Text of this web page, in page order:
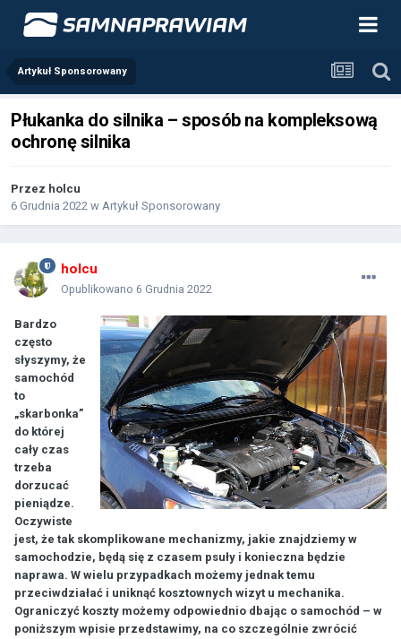
Artykuł Sponsorowany
Płukanka do silnika – sposób na kompleksową
ochronę silnika
Przez holcu
6 Grudnia 2022 w Artykuł Sponsorowany
holcu
Opublikowano 6 Grudnia 2022
Bardzo
często
słyszymy, że
samochód
to
„skarbonka”
do której
cały czas
trzeba
dorzucać
pieniądze.
Oczywiste
jest, że tak skomplikowane mechanizmy, jakie znajdziemy w
samochodzie, będą się z czasem psuły i konieczna będzie
naprawa. W wielu przypadkach możemy jednak temu
przeciwdziałać i uniknąć kosztownych wizyt u mechanika.
Ograniczyć koszty możemy odpowiednio dbając o samochód – w
poniższym wpisie przedstawimy, na co szczególnie zwrócić